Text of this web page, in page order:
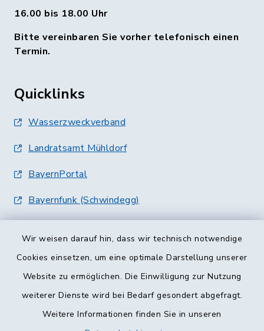
Wir weisen darauf hin, dass wir technisch notwendige
Cookies einsetzen, um eine optimale Darstellung unserer
Website zu ermöglichen. Die Einwilligung zur Nutzung
weiterer Dienste wird bei Bedarf gesondert abgefragt.
Weitere Informationen finden Sie in unseren
16.00 bis 18.00 Uhr
Bitte vereinbaren Sie vorher telefonisch einen
Termin.
Quicklinks
Wasserzweckverband
Landratsamt Mühldorf
BayernPortal
Bayernfunk (Schwindegg)
Barrierefreiheit